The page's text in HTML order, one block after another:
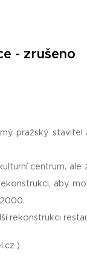
- zrušeno
pražský stavitel
centrum, ale
aby
rekonstrukci
)